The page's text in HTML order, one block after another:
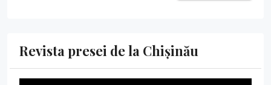
Revista presei de la Chișinău